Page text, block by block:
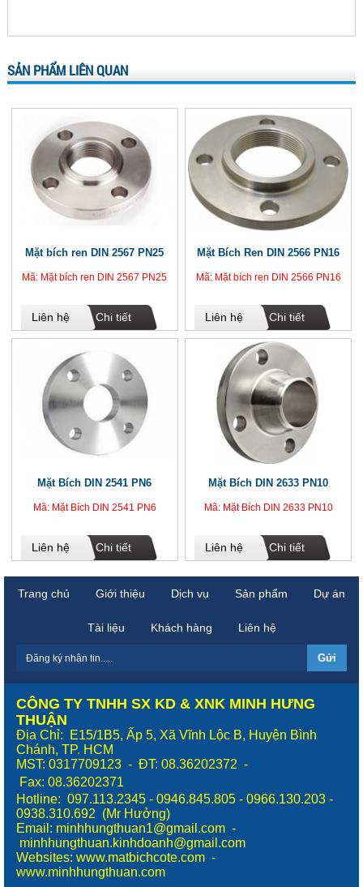
SẢN PHẨM LIÊN QUAN
Mặt bích ren DIN 2567 PN25
Mã: Mặt bích ren DIN 2567 PN25
Liên hệ Chi tiết
Mặt Bích Ren DIN 2566 PN16
Mã: Mặt bích ren DIN 2566 PN16
Liên hệ Chi tiết
Mặt Bích DIN 2541 PN6
Mã: Mặt Bích DIN 2541 PN6
Liên hệ Chi tiết
Mặt Bích DIN 2633 PN10
Mã: Mặt Bích DIN 2633 PN10
Liên hệ Chi tiết
Trang chủ Giới thiệu Dịch vụ Sản phẩm Dự án
Tài liệu Khách hàng Liên hệ
CÔNG TY TNHH SX KD & XNK MINH HƯNG
THUẬN
Địa Chỉ: E15/1B5, Ấp 5, Xã Vĩnh Lộc B, Huyện Bình
Chánh, TP. HCM
MST: 0317709123 - ĐT: 08.36202372 -
Fax: 08.36202371
Hotline: 097.113.2345 - 0946.845.805 - 0966.130.203 -
0938.310.692 (Mr Hưởng)
Email: minhhungthuan1@gmail.com -
minhhungthuan.kinhdoanh@gmail.com
Websites: www.matbichcote.com -
www.minhhungthuan.com